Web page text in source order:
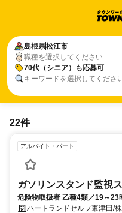
島根県松江市
職種を選択してください
70代（シニア）も応募可
キーワードを選択してくださ
22件
アルバイト・パート
ガソリンスタンド監視
危険物取扱者 乙種4類／19～23
ハートランドセルフ東津田/